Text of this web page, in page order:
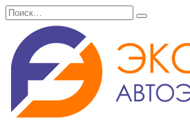
Перейти
к
содержанию
Search
for: